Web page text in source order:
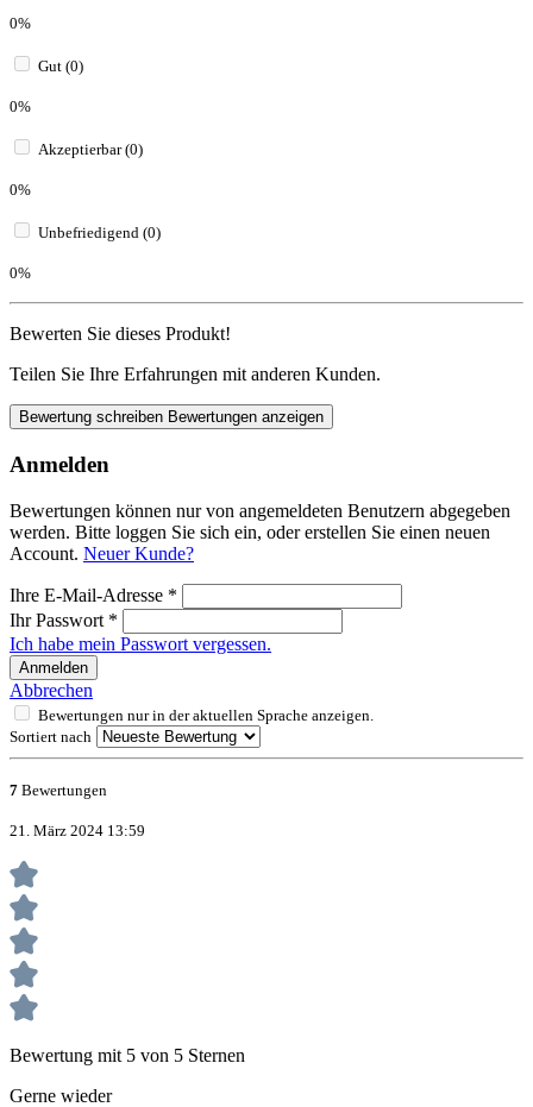
0%
Gut (0)
0%
Akzeptierbar (0)
0%
Unbefriedigend (0)
0%
Bewerten Sie dieses Produkt!
Teilen Sie Ihre Erfahrungen mit anderen Kunden.
Bewertung schreiben Bewertungen anzeigen
Anmelden
Bewertungen können nur von angemeldeten Benutzern abgegeben
werden. Bitte loggen Sie sich ein, oder erstellen Sie einen neuen
Account. Neuer Kunde?
Ihre E-Mail-Adresse *
Ihr Passwort *
Ich habe mein Passwort vergessen.
Anmelden
Abbrechen
Bewertungen nur in der aktuellen Sprache anzeigen.
Sortiert nach
7 Bewertungen
21. März 2024 13:59
Bewertung mit 5 von 5 Sternen
Gerne wieder